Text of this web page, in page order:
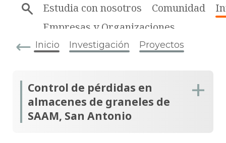
Estudia con nosotros Comunidad
Empresas y Organizaciones
Inicio Investigación Proyectos
Control de pérdidas en
almacenes de graneles de
SAAM, San Antonio